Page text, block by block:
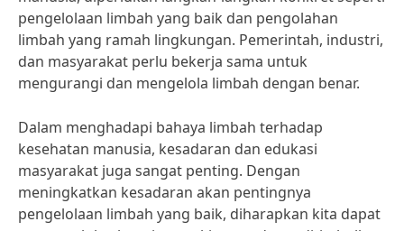
pengelolaan limbah yang baik dan pengolahan
limbah yang ramah lingkungan. Pemerintah, industri,
dan masyarakat perlu bekerja sama untuk
mengurangi dan mengelola limbah dengan benar.
Dalam menghadapi bahaya limbah terhadap
kesehatan manusia, kesadaran dan edukasi
masyarakat juga sangat penting. Dengan
meningkatkan kesadaran akan pentingnya
pengelolaan limbah yang baik, diharapkan kita dapat